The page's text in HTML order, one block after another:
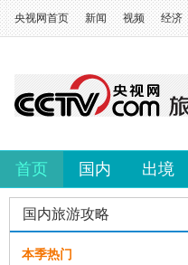
央视网首页 新闻 视频 经济
首页 国内 出境
国内旅游攻略
本季热门